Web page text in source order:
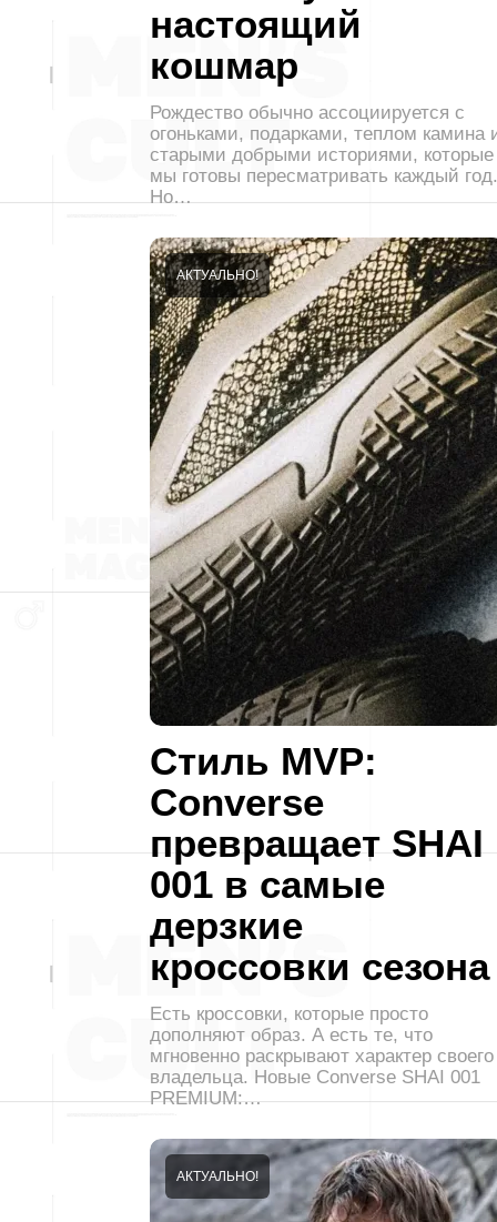
настоящий
кошмар
Рождество обычно ассоциируется с
огоньками, подарками, теплом камина
старыми добрыми историями, которые
мы готовы пересматривать каждый год.
Но…
Стиль MVP:
Converse
превращает SHAI
001 в самые
дерзкие
кроссовки сезона
АКТУАЛЬНО!
Есть кроссовки, которые просто
дополняют образ. А есть те, что
мгновенно раскрывают характер своего
владельца. Новые Converse SHAI 001
PREMIUM:…
АКТУАЛЬНО!